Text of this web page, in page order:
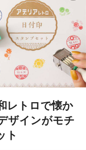
レトロで懐か
ザインがモチ
ト